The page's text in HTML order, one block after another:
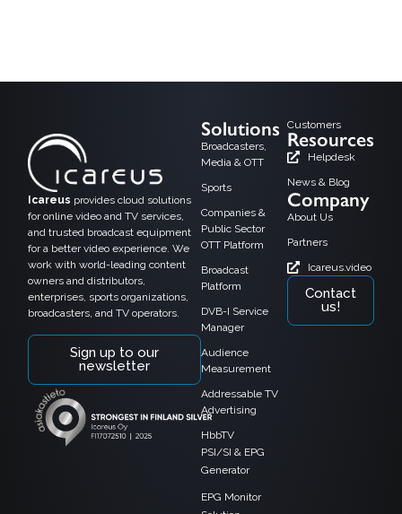
Icareus provides cloud solutions
for online video and TV services,
and trusted broadcast equipment
for a better video experience. We
work with world-leading content
owners and distributors,
enterprises, sports organizations,
broadcasters, and TV operators.
Sign up to our
newsletter
Solutions
Broadcasters,
Media & OTT
Sports
Companies &
Public Sector
OTT Platform
Broadcast
Platform
DVB-I Service
Manager
Audience
Measurement
Addressable TV
Advertising
HbbTV
PSI/SI & EPG
Generator
EPG Monitor
Customers
Resources
Helpdesk
News & Blog
Company
About Us
Partners
Icareus.video
Contact
us!